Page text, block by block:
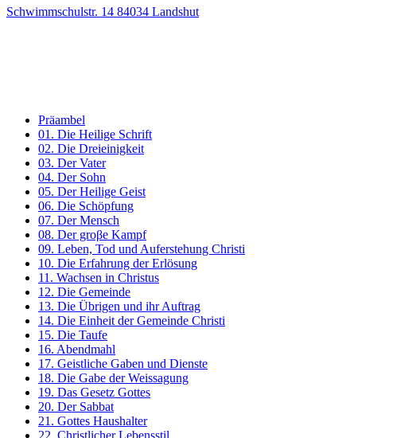
Schwimmschulstr. 14 84034 Landshut
Präambel
01. Die Heilige Schrift
02. Die Dreieinigkeit
03. Der Vater
04. Der Sohn
05. Der Heilige Geist
06. Die Schöpfung
07. Der Mensch
08. Der groβe Kampf
09. Leben, Tod und Auferstehung Christi
10. Die Erfahrung der Erlösung
11. Wachsen in Christus
12. Die Gemeinde
13. Die Übrigen und ihr Auftrag
14. Die Einheit der Gemeinde Christi
15. Die Taufe
16. Abendmahl
17. Geistliche Gaben und Dienste
18. Die Gabe der Weissagung
19. Das Gesetz Gottes
20. Der Sabbat
21. Gottes Haushalter
22. Christlicher Lebensstil